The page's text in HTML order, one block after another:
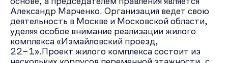
Александр Марченко. Организация ведет свою
деятельность в Москве и Московской области,
уделяя особое внимание реализации жилого
комплекса «Измайловский проезд,
22−1».Проект жилого комплекса состоит из